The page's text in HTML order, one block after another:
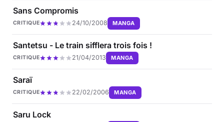
Sans Compromis
CRITIQUE 24/10/2008 MANGA
Santetsu - Le train sifflera trois fois !
CRITIQUE 21/04/2013 MANGA
Saraï
CRITIQUE 22/02/2006 MANGA
Saru Lock